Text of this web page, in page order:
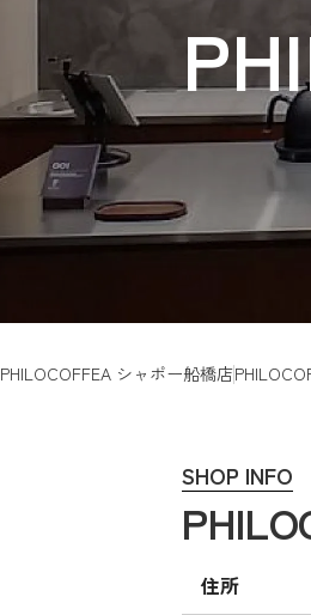
PHILOCOFFEA シャポー船橋店
SHOP INFO
住所